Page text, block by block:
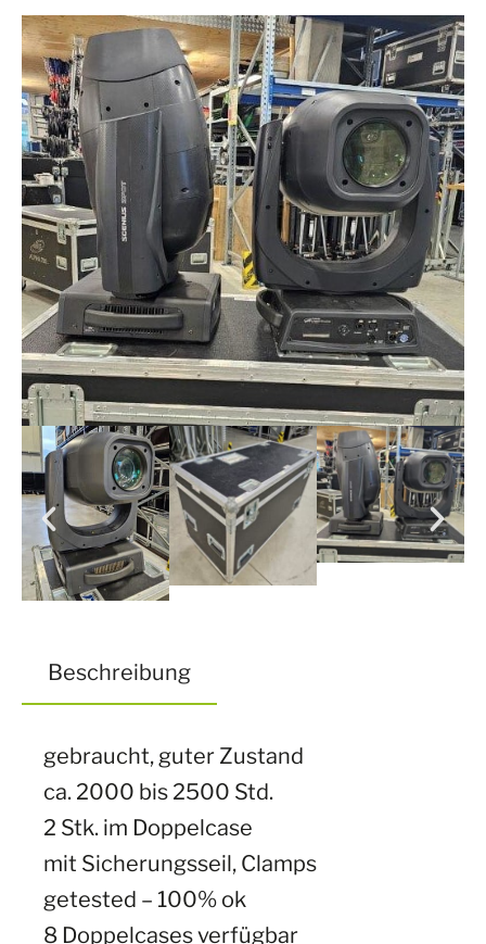
Beschreibung
gebraucht, guter Zustand
ca. 2000 bis 2500 Std.
2 Stk. im Doppelcase
mit Sicherungsseil, Clamps
getested – 100% ok
8 Doppelcases verfügbar